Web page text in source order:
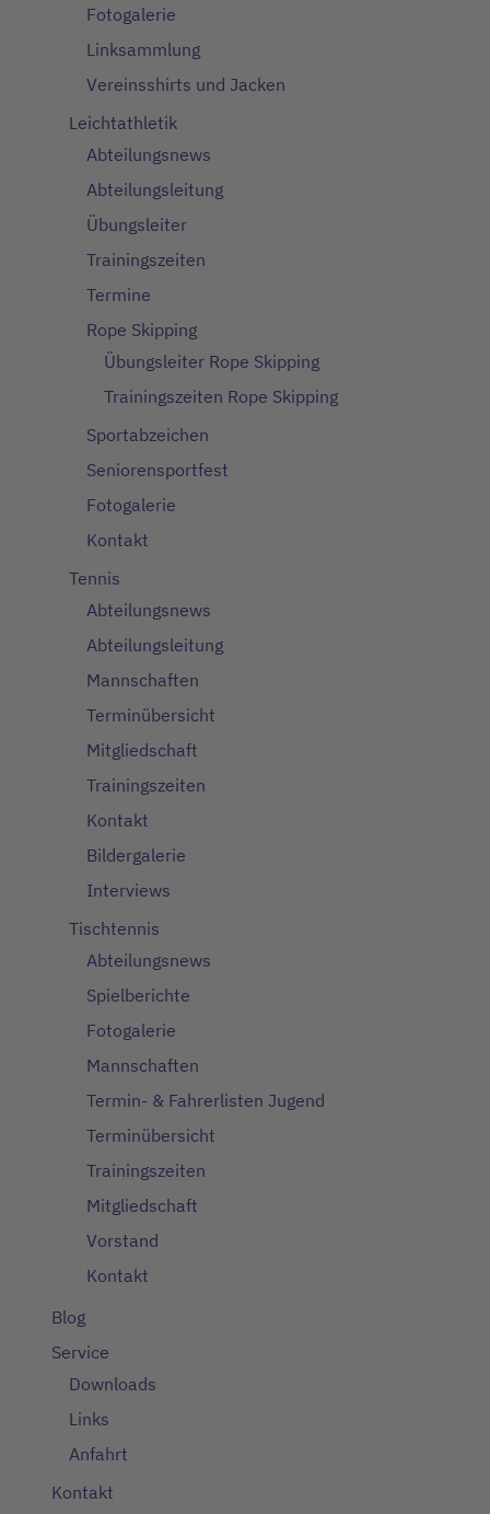
Fotogalerie
Linksammlung
Vereinsshirts und Jacken
Leichtathletik
Abteilungsnews
Abteilungsleitung
Übungsleiter
Trainingszeiten
Termine
Rope Skipping
Übungsleiter Rope Skipping
Trainingszeiten Rope Skipping
Sportabzeichen
Seniorensportfest
Fotogalerie
Kontakt
Tennis
Abteilungsnews
Abteilungsleitung
Mannschaften
Terminübersicht
Mitgliedschaft
Trainingszeiten
Kontakt
Bildergalerie
Interviews
Tischtennis
Abteilungsnews
Spielberichte
Fotogalerie
Mannschaften
Termin- & Fahrerlisten Jugend
Terminübersicht
Trainingszeiten
Mitgliedschaft
Vorstand
Kontakt
Blog
Service
Downloads
Links
Anfahrt
Kontakt